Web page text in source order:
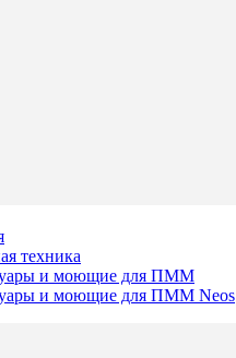
техника
и моющие для ПММ
и моющие для ПММ Neos